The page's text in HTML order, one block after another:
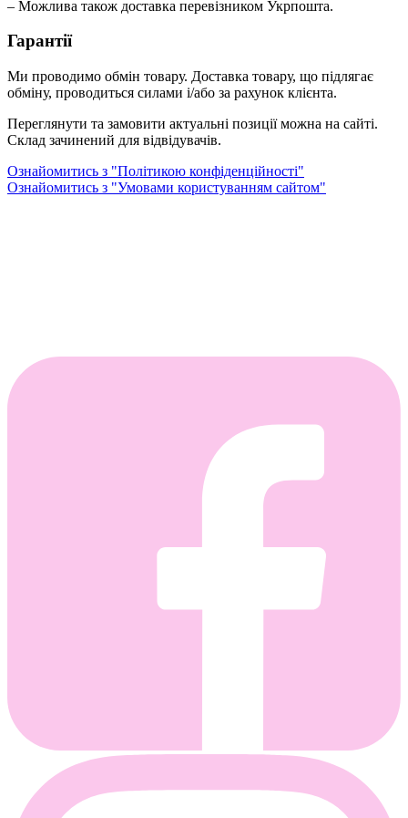
– Можлива також доставка перевізником Укрпошта.
Гарантії
Ми проводимо обмін товару. Доставка товару, що підлягає
обміну, проводиться силами і/або за рахунок клієнта.
Переглянути та замовити актуальні позиції можна на сайті.
Склад зачинений для відвідувачів.
Ознайомитись з "Політикою конфіденційності"
Ознайомитись з "Умовами користуванням сайтом"